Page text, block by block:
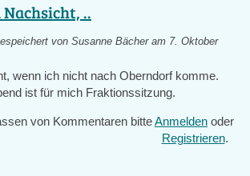
..
von Susanne Bächeram 7. Oktober
wenn ich nicht nach Oberndorf komme.
ist für mich Fraktionssitzung.
von Kommentaren bitteAnmelden oder
Registrieren.